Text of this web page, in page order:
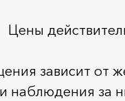
Цены
зависит от
наблюдения за